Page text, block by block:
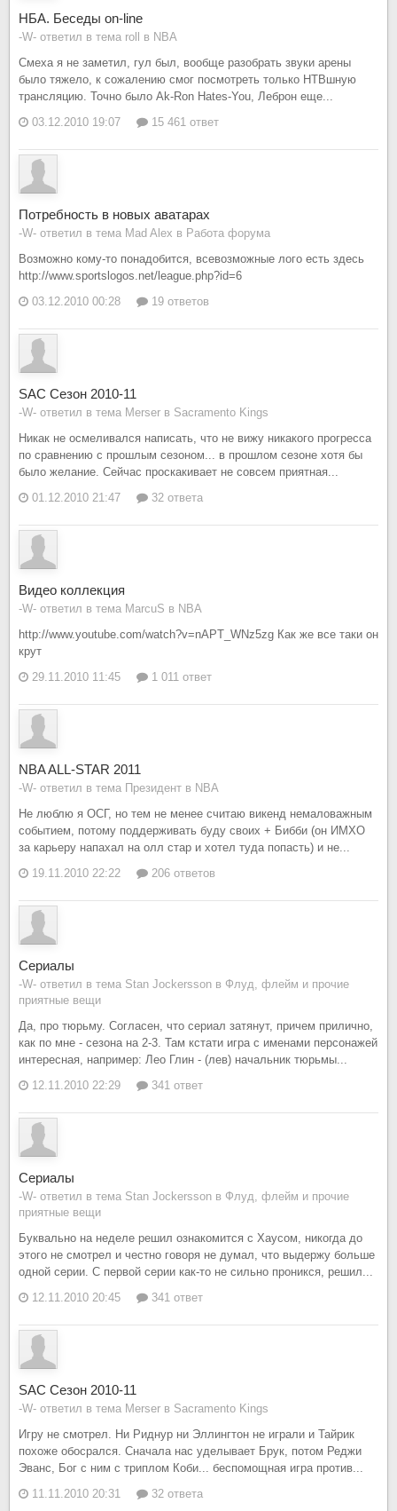
НБА. Беседы on-line
-W- ответил в тема roll в NBA
Смеха я не заметил, гул был, вообще разобрать звуки арены
было тяжело, к сожалению смог посмотреть только НТВшную
трансляцию. Точно было Ak-Ron Hates-You, Леброн еще...
03.12.2010 19:07
15 461 ответ
Потребность в новых аватарах
-W- ответил в тема Mad Alex в Работа форума
Возможно кому-то понадобится, всевозможные лого есть здесь
http://www.sportslogos.net/league.php?id=6
03.12.2010 00:28
19 ответов
SAC Сезон 2010-11
-W- ответил в тема Merser в Sacramento Kings
Никак не осмеливался написать, что не вижу никакого прогресса
по сравнению с прошлым сезоном... в прошлом сезоне хотя бы
было желание. Сейчас проскакивает не совсем приятная...
01.12.2010 21:47
32 ответа
Видео коллекция
-W- ответил в тема MarcuS в NBA
http://www.youtube.com/watch?v=nAPT_WNz5zg Как же все таки он
крут
29.11.2010 11:45
1 011 ответ
NBA ALL-STAR 2011
-W- ответил в тема Президент в NBA
Не люблю я ОСГ, но тем не менее считаю викенд немаловажным
событием, потому поддерживать буду своих + Бибби (он ИМХО
за карьеру напахал на олл стар и хотел туда попасть) и не...
19.11.2010 22:22
206 ответов
Сериалы
-W- ответил в тема Stan Jockersson в Флуд, флейм и прочие
приятные вещи
Да, про тюрьму. Согласен, что сериал затянут, причем прилично,
как по мне - сезона на 2-3. Там кстати игра с именами персонажей
интересная, например: Лео Глин - (лев) начальник тюрьмы...
12.11.2010 22:29
341 ответ
Сериалы
-W- ответил в тема Stan Jockersson в Флуд, флейм и прочие
приятные вещи
Буквально на неделе решил ознакомится с Хаусом, никогда до
этого не смотрел и честно говоря не думал, что выдержу больше
одной серии. С первой серии как-то не сильно проникся, решил...
12.11.2010 20:45
341 ответ
SAC Сезон 2010-11
-W- ответил в тема Merser в Sacramento Kings
Игру не смотрел. Ни Риднур ни Эллингтон не играли и Тайрик
похоже обосрался. Сначала нас уделывает Брук, потом Реджи
Эванс, Бог с ним с триплом Коби... беспомощная игра против...
11.11.2010 20:31
32 ответа